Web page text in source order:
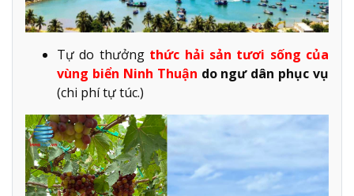
Tự do thưởng thức hải sản tươi sống của
vùng biển Ninh Thuận do ngư dân phục vụ
(chi phí tự túc.)